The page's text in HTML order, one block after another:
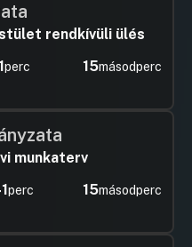
rendkívüli ülés
perc 15másodperc
munkaterv
perc 15másodperc